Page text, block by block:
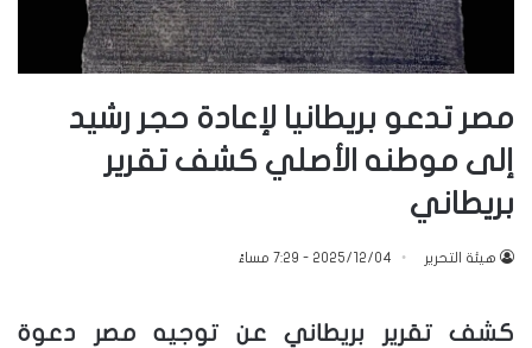
مصر تدعو بريطانيا لإعادة حجر رشيد
إلى موطنه الأصلي كشف تقرير
بريطاني
هيئة التحرير 2025/12/04 - 7:29 مساءً
كشف تقرير بريطاني عن توجيه مصر دعوة